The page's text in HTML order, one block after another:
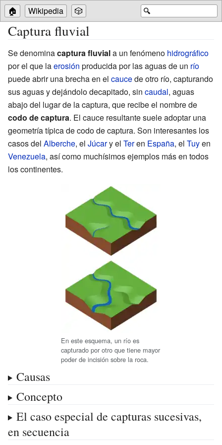
🔍
🏠 Wikipedia 🎲
Captura fluvial
Se denominacaptura fluviala un fenómeno hidrográfico
por el que laerosión producida por las aguas de un río
puede abrir una brecha en el caucede otro río, capturando
sus aguas y dejándolodecapitado, sin caudal, aguas
abajo del lugar de la captura, que recibe el nombre de
codo de captura. El cauce resultante suele adoptar una
geometría típica de codo de captura. Son interesantes los
casos del Alberche, el Júcary el Teren España, el Tuyen
Venezuela, así como muchísimos ejemplos más en todos
los continentes.
En este esquema, un río es
capturado por otro que tiene mayor
poder de incisión sobre la roca.
Causas
Concepto
El caso especial de capturas sucesivas,
en secuencia